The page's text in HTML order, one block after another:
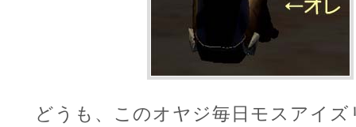
どうも、このオヤジ毎日モスアイズ